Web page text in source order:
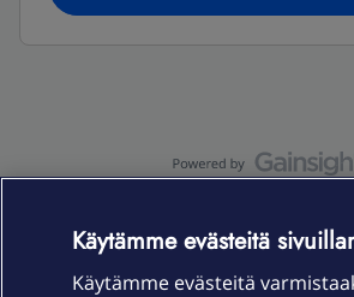
Käytämme evästeitä
Käytämme evästeitä